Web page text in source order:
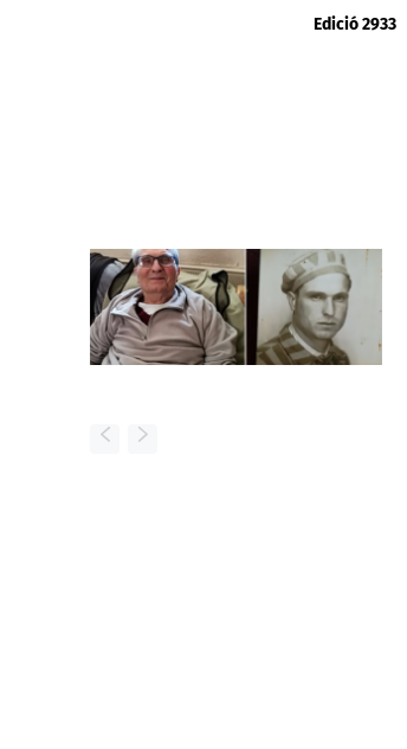
Edició 2933